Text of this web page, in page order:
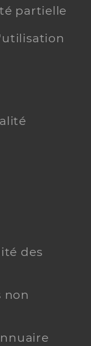
partielle
des
non